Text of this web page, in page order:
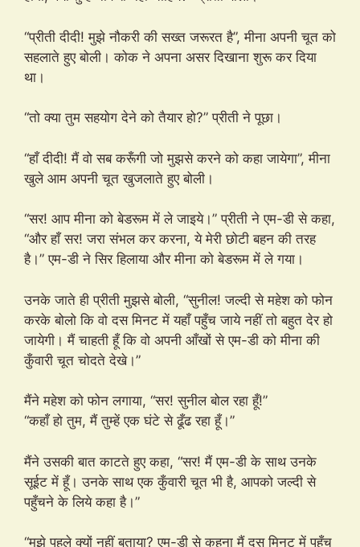
“प्रीती दीदी! मुझे नौकरी की सख्त जरूरत है”, मीना अपनी चूत को
सहलाते हुए बोली। कोक ने अपना असर दिखाना शुरू कर दिया
था।
“तो क्या तुम सहयोग देने को तैयार हो?” प्रीती ने पूछा।
“हाँ दीदी! मैं वो सब करूँगी जो मुझसे करने को कहा जायेगा”, मीना
खुले आम अपनी चूत खुजलाते हुए बोली।
“सर! आप मीना को बेडरूम में ले जाइये।” प्रीती ने एम-डी से कहा,
“और हाँ सर! जरा संभल कर करना, ये मेरी छोटी बहन की तरह
है।” एम-डी ने सिर हिलाया और मीना को बेडरूम में ले गया।
उनके जाते ही प्रीती मुझसे बोली, “सुनील! जल्दी से महेश को फोन
करके बोलो कि वो दस मिनट में यहाँ पहुँच जाये नहीं तो बहुत देर हो
जायेगी। मैं चाहती हूँ कि वो अपनी आँखों से एम-डी को मीना की
कुँवारी चूत चोदते देखे।”
मैंने महेश को फोन लगाया, “सर! सुनील बोल रहा हूँ!”
“कहाँ हो तुम, मैं तुम्हें एक घंटे से ढूँढ रहा हूँ।”
मैंने उसकी बात काटते हुए कहा, “सर! मैं एम-डी के साथ उनके
सूईट में हूँ। उनके साथ एक कुँवारी चूत भी है, आपको जल्दी से
पहुँचने के लिये कहा है।”
“मुझे पहले क्यों नहीं बताया? एम-डी से कहना मैं दस मिनट में पहुँच